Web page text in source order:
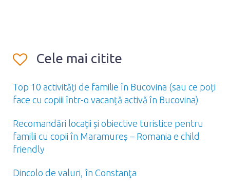
Cele mai citite
Top 10 activități de familie în Bucovina (sau ce poți
face cu copiii într-o vacanță activă în Bucovina)
Recomandări locaţii și obiective turistice pentru
familii cu copii în Maramureș – Romania e child
friendly
Dincolo de valuri, în Constanţa